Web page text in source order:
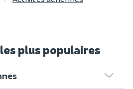
plus populaires